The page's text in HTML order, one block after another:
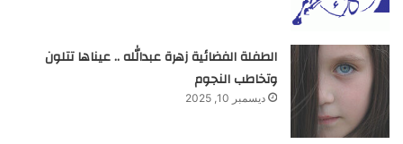
الطفلة الفضائية زهرة عبدالله .. عيناها تتلون
وتخاطب النجوم
ديسمبر 10, 2025